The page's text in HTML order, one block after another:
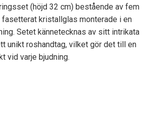
(höjd 32 cm) bestående av fem
kristallglas monterade i en
Setet kännetecknas av sitt intrikata
unikt roshandtag, vilket gör det till en
vid varje bjudning.